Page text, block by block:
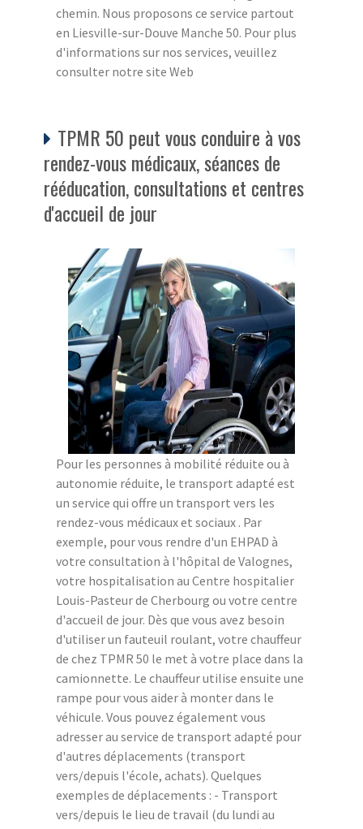
chemin. Nous proposons ce service partout
en Liesville-sur-Douve Manche 50. Pour plus
d'informations sur nos services, veuillez
consulter notre site Web
TPMR 50 peut vous conduire à vos
rendez-vous médicaux, séances de
rééducation, consultations et centres
d'accueil de jour
Pour les personnes à mobilité réduite ou à
autonomie réduite, le transport adapté est
un service qui offre un transport vers les
rendez-vous médicaux et sociaux . Par
exemple, pour vous rendre d'un EHPAD à
votre consultation à l'hôpital de Valognes,
votre hospitalisation au Centre hospitalier
Louis-Pasteur de Cherbourg ou votre centre
d'accueil de jour. Dès que vous avez besoin
d'utiliser un fauteuil roulant, votre chauffeur
de chez TPMR 50 le met à votre place dans la
camionnette. Le chauffeur utilise ensuite une
rampe pour vous aider à monter dans le
véhicule. Vous pouvez également vous
adresser au service de transport adapté pour
d'autres déplacements (transport
vers/depuis l'école, achats). Quelques
exemples de déplacements : - Transport
vers/depuis le lieu de travail (du lundi au